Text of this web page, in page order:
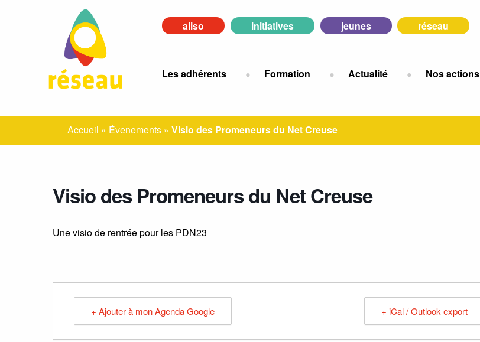
aliso initiatives jeunes réseau
Les adhérents Formation Actualité Nos actions
Accueil » Évenements »Visio des Promeneurs du Net Creuse
Visio des Promeneurs du Net Creuse
Une visio de rentrée pour les PDN23
+ Ajouter à mon Agenda Google + iCal / Outlook export